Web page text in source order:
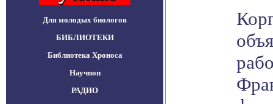
Для молодых биологов
БИБЛИОТЕКИ
Библиотека Хроноса
Научпоп
РАДИО